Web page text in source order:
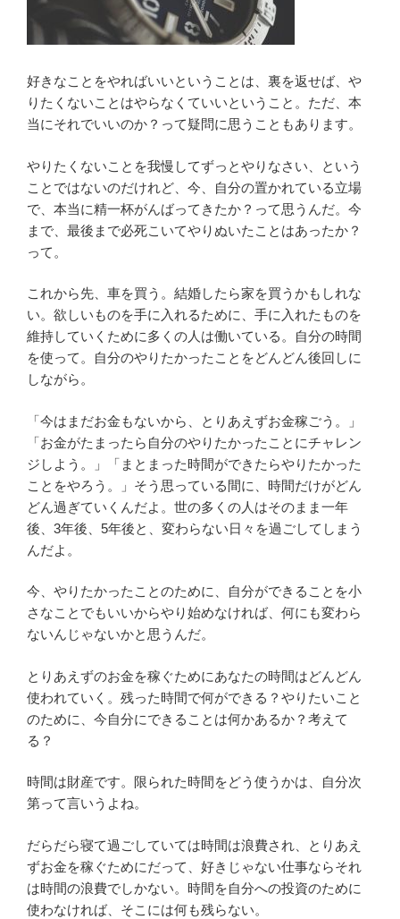
好きなことをやればいいということは、裏を返せば、や
りたくないことはやらなくていいということ。ただ、本
当にそれでいいのか？って疑問に思うこともあります。
やりたくないことを我慢してずっとやりなさい、という
ことではないのだけれど、今、自分の置かれている立場
で、本当に精一杯がんばってきたか？って思うんだ。今
まで、最後まで必死こいてやりぬいたことはあったか？
って。
これから先、車を買う。結婚したら家を買うかもしれな
い。欲しいものを手に入れるために、手に入れたものを
維持していくために多くの人は働いている。自分の時間
を使って。自分のやりたかったことをどんどん後回しに
しながら。
「今はまだお金もないから、とりあえずお金稼ごう。」
「お金がたまったら自分のやりたかったことにチャレン
ジしよう。」「まとまった時間ができたらやりたかった
ことをやろう。」そう思っている間に、時間だけがどん
どん過ぎていくんだよ。世の多くの人はそのまま一年
後、3年後、5年後と、変わらない日々を過ごしてしまう
んだよ。
今、やりたかったことのために、自分ができることを小
さなことでもいいからやり始めなければ、何にも変わら
ないんじゃないかと思うんだ。
とりあえずのお金を稼ぐためにあなたの時間はどんどん
使われていく。残った時間で何ができる？やりたいこと
のために、今自分にできることは何かあるか？考えて
る？
時間は財産です。限られた時間をどう使うかは、自分次
第って言いうよね。
だらだら寝て過ごしていては時間は浪費され、とりあえ
ずお金を稼ぐためにだって、好きじゃない仕事ならそれ
は時間の浪費でしかない。時間を自分への投資のために
使わなければ、そこには何も残らない。